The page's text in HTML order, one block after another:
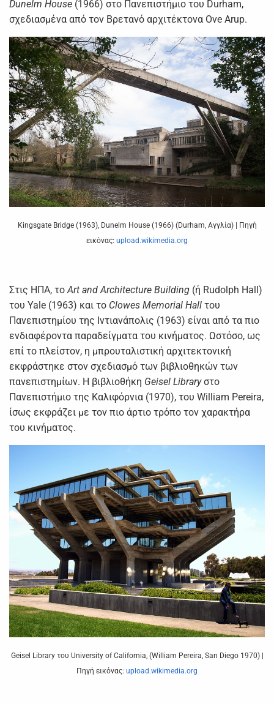
Dunelm House (1966) στο Πανεπιστήμιο του Durham,
σχεδιασμένα από τον Βρετανό αρχιτέκτονα Ove Arup.
Kingsgate Bridge (1963), Dunelm House (1966) (Durham, Αγγλία) | Πηγή
εικόνας: upload.wikimedia.org
Στις ΗΠA, τοArt and Architecture Building (ή Rudolph Hall)
του Yale (1963) και το Clowes Memorial Hall του
Πανεπιστημίου της Ιντιανάπολις (1963) είναι από τα πιο
ενδιαφέροντα παραδείγματα του κινήματος. Ωστόσο, ως
επί το πλείστον, η μπρουταλιστική αρχιτεκτονική
εκφράστηκε στον σχεδιασμό των βιβλιοθηκών των
πανεπιστημίων. Η βιβλιοθήκη Geisel Libraryστο
Πανεπιστήμιο της Καλιφόρνια (1970), του William Pereira,
ίσως εκφράζει με τον πιο άρτιο τρόπο τον χαρακτήρα
του κινήματος.
Geisel Library του University of California, (William Pereira, San Diego 1970) |
Πηγή εικόνας: upload.wikimedia.org